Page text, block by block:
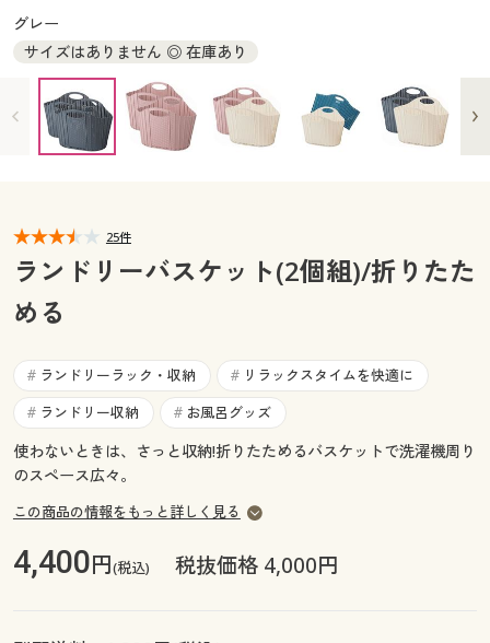
大きいサイズ 事務・制服
カタログ・チラシからのご注文
デジタルカタログ
カタログ無料プレゼント
マイページ
閲覧履歴
お気に入り
サポート
ご利用ガイド
カタログ無料プレゼント
会員メニュー
閲覧履歴
お気に入り
ご利用ガイド
よくある質問とお問い合わせ
グレー
サイズはありません ◎ 在庫あり
25件
ランドリーバスケット(2個組)/折りたた
める
# ランドリーラック・収納 # リラックスタイムを快適に
# ランドリー収納 # お風呂グッズ
使わないときは、さっと収納!折りたためるバスケットで洗濯機周り
のスペース広々。
この商品の情報をもっと詳しく見る
4,400円(税込) 税抜価格 4,000円